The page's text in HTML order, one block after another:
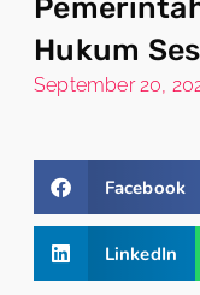
Hukum
September 20,
Facebook
LinkedIn